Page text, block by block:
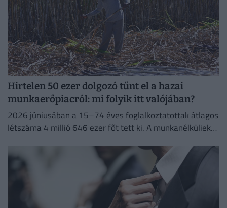
Hirtelen 50 ezer dolgozó tűnt el a hazai
munkaerőpiacról: mi folyik itt valójában?
2026 júniusában a 15–74 éves foglalkoztatottak átlagos
létszáma 4 millió 646 ezer főt tett ki. A munkanélküliek